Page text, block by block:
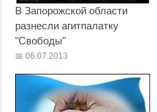
В Запорожской области
разнесли агитпалатку
"Свободы"
06.07.2013